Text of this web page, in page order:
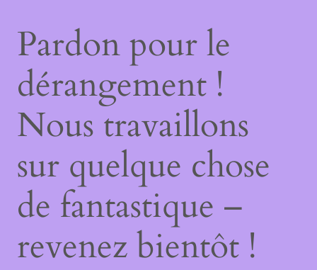
Pardon pour le
dérangement !
Nous travaillons
sur quelque chose
de fantastique –
revenez bientôt !